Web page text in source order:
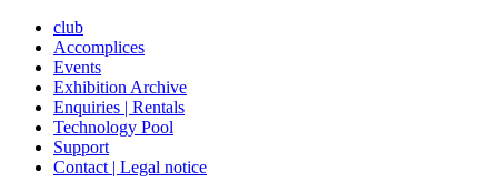
club
Accomplices
Events
Exhibition Archive
Enquiries | Rentals
Technology Pool
Support
Contact | Legal notice